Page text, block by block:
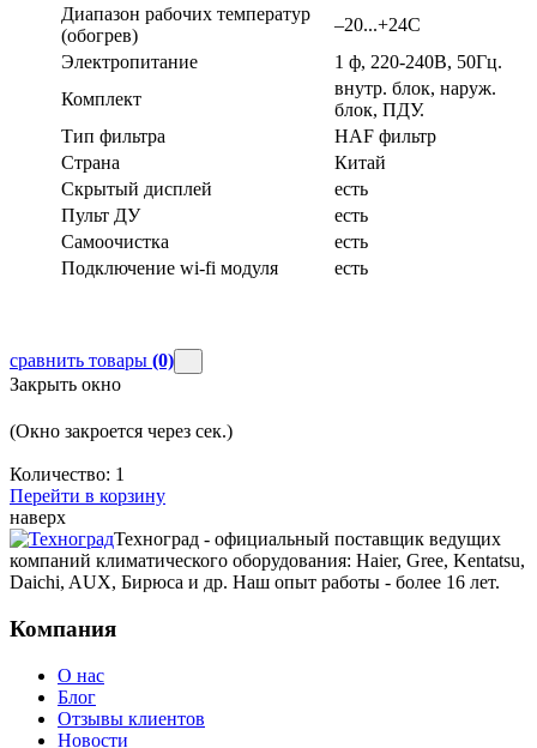
Диапазон рабочих температур
(обогрев)
–20...+24C
Электропитание
1 ф, 220-240В, 50Гц.
Комплект
внутр. блок, наруж.
блок, ПДУ.
Тип фильтра
HAF фильтр
Страна
Китай
Скрытый дисплей
есть
Пульт ДУ
есть
Самоочистка
есть
Подключение wi-fi модуля
есть
сравнить товары (0)
Закрыть окно
(Окно закроется через сек.)
Количество: 1
Перейти в корзину
наверх
Техноград - официальный поставщик ведущих
компаний климатического оборудования: Haier, Gree, Kentatsu,
Daichi, AUX, Бирюса и др. Наш опыт работы - более 16 лет.
Компания
О нас
Блог
Отзывы клиентов
Новости